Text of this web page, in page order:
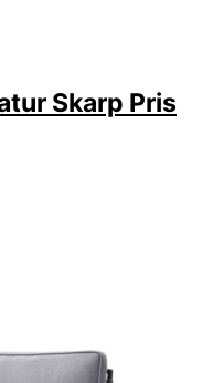
Skarp Pris